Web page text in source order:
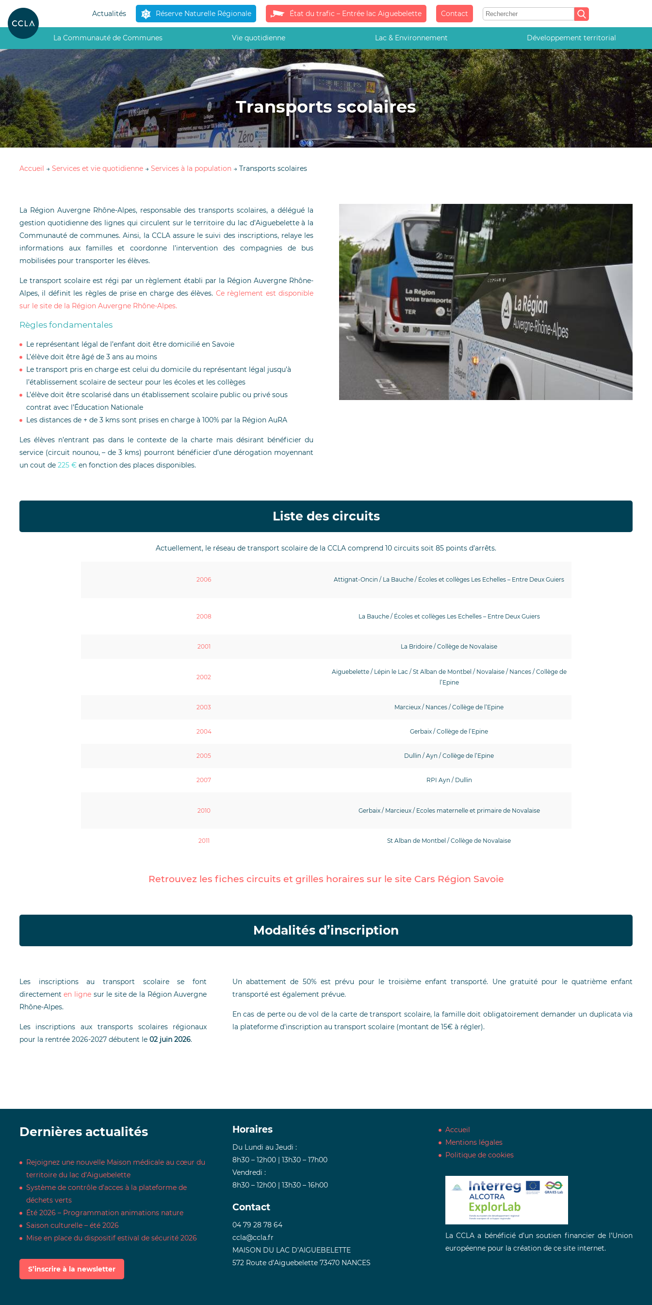
Actualités Réserve Naturelle Régionale État du trafic – Entrée lac Aiguebelette Contact
La Communauté de Communes Vie quotidienne Lac & Environnement Développement territorial
Transports scolaires
Accueil → Services et vie quotidienne→ Services à la population→ Transports scolaires
La Région Auvergne Rhône-Alpes, responsable des transports scolaires, a délégué la
gestion quotidienne des lignes qui circulent sur le territoire du lac d’Aiguebelette à la
Communauté de communes. Ainsi, la CCLA assure le suivi des inscriptions, relaye les
informations aux familles et coordonne l’intervention des compagnies de bus
mobilisées pour transporter les élèves.
Le transport scolaire est régi par un règlement établi par la Région Auvergne Rhône-
Alpes, il définit les règles de prise en charge des élèves. Ce règlement est disponible
sur le site de la Région Auvergne Rhône-Alpes.
Règles fondamentales
Le représentant légal de l’enfant doit être domicilié en Savoie
L’élève doit être âgé de 3 ans au moins
Le transport pris en charge est celui du domicile du représentant légal jusqu’à
l’établissement scolaire de secteur pour les écoles et les collèges
L’élève doit être scolarisé dans un établissement scolaire public ou privé sous
contrat avec l’Éducation Nationale
Les distances de + de 3 kms sont prises en charge à 100% par la Région AuRA
Les élèves n’entrant pas dans le contexte de la charte mais désirant bénéficier du
service (circuit nounou, – de 3 kms) pourront bénéficier d’une dérogation moyennant
un cout de 225 €en fonction des places disponibles.
Liste des circuits
Actuellement, le réseau de transport scolaire de la CCLA comprend 10 circuits soit 85 points d’arrêts.
2006 Attignat-Oncin / La Bauche / Écoles et collèges Les Echelles – Entre Deux Guiers
2008 La Bauche / Écoles et collèges Les Echelles – Entre Deux Guiers
2001 La Bridoire / Collège de Novalaise
2002
Aiguebelette / Lépin le Lac / St Alban de Montbel / Novalaise / Nances / Collège de
l’Epine
2003 Marcieux / Nances / Collège de l’Epine
2004 Gerbaix / Collège de l’Epine
2005 Dullin / Ayn / Collège de l’Epine
2007 RPI Ayn / Dullin
2010 Gerbaix / Marcieux / Ecoles maternelle et primaire de Novalaise
2011 St Alban de Montbel / Collège de Novalaise
Retrouvez les fiches circuits et grilles horaires sur le site Cars Région Savoie
Modalités d’inscription
Les inscriptions au transport scolaire se font
directementen ligne sur le site de la Région Auvergne
Rhône-Alpes.
Les inscriptions aux transports scolaires régionaux
pour la rentrée 2026-2027 débutent le 02 juin 2026.
Un abattement de 50% est prévu pour le troisième enfant transporté. Une gratuité pour le quatrième enfant
transporté est également prévue.
En cas de perte ou de vol de la carte de transport scolaire, la famille doit obligatoirement demander un duplicata via
la plateforme d’inscription au transport scolaire (montant de 15€ à régler).
Dernières actualités
Rejoignez une nouvelle Maison médicale au cœur du
territoire du lac d’Aiguebelette
Système de contrôle d’acces à la plateforme de
déchets verts
Été 2026 – Programmation animations nature
Saison culturelle – été 2026
Mise en place du dispositif estival de sécurité 2026
S’inscrire à la newsletter
Horaires
Du Lundi au Jeudi :
8h30 – 12h00 | 13h30 – 17h00
Vendredi :
8h30 – 12h00 | 13h30 – 16h00
Contact
04 79 28 78 64
ccla@ccla.fr
MAISON DU LAC D’AIGUEBELETTE
572 Route d’Aiguebelette 73470 NANCES
Accueil
Mentions légales
Politique de cookies
La CCLA a bénéficié d’un soutien financier de l’Union
européenne pour la création de ce site internet.